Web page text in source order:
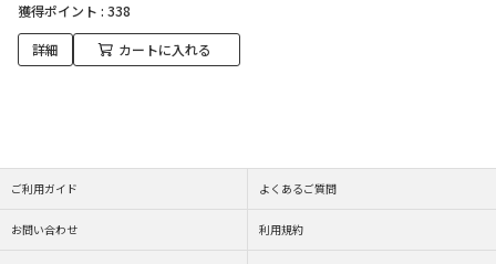
獲得ポイント : 338
詳細 カートに入れる
ご利用ガイド よくあるご質問
お問い合わせ 利用規約